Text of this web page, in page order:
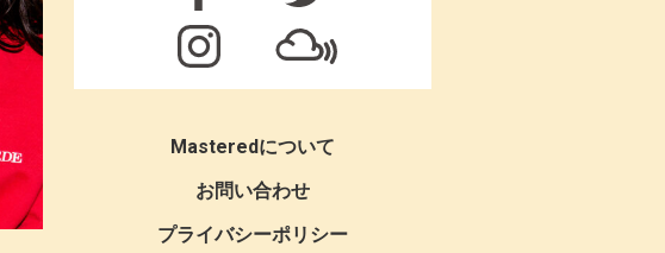
Masteredについて
お問い合わせ
プライバシーポリシー